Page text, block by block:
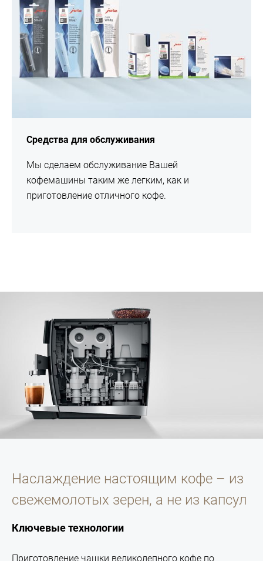
Средства для обслуживания
Мы сделаем обслуживание Вашей
кофемашины таким же легким, как и
приготовление отличного кофе.
Наслаждение настоящим кофе – из
свежемолотых зерен, а не из капсул
Ключевые технологии
Приготовление чашки великолепного кофе по